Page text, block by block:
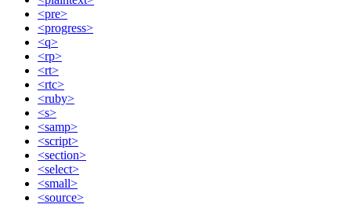
<pre>
<progress>
<q>
<rp>
<rt>
<rtc>
<ruby>
<s>
<samp>
<script>
<section>
<select>
<small>
<source>